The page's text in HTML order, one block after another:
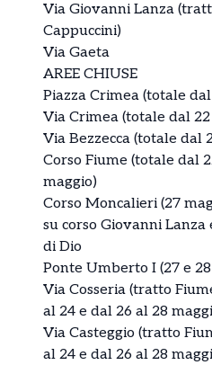
Via Giovanni Lanza
Cappuccini)
Via Gaeta
AREE CHIUSE
Piazza Crimea (totale
Via Crimea (totale dal
Via Bezzecca (totale dal
Corso Fiume (totale dal
maggio)
Corso Moncalieri (27
su corso Giovanni
di Dio
Ponte Umberto I (27 e
Via Cosseria (tratto
al 24 e dal 26 al 28
Via Casteggio (tratto
al 24 e dal 26 al 28